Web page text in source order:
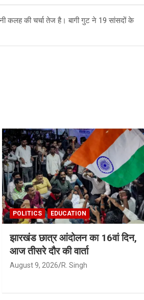
कलह की चर्चा तेज है। बागी गुट ने 19 सांसदों के
POLITICS EDUCATION
झारखंड छात्र आंदोलन का 16वां दिन,
आज तीसरे दौर की वार्ता
August 9, 2026 R. Singh